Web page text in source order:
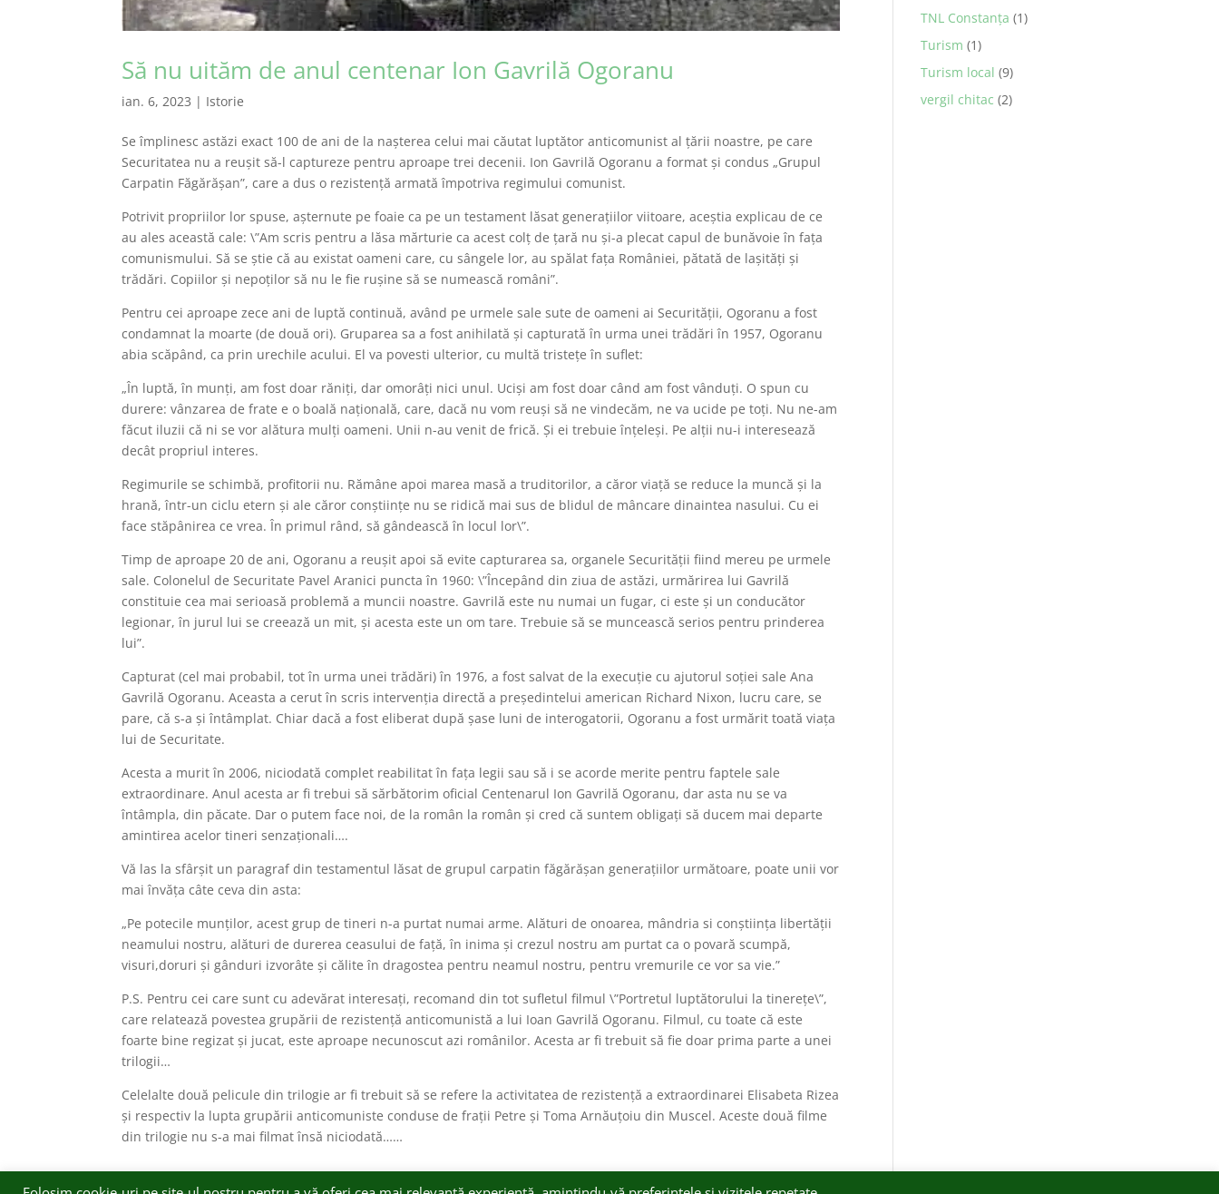
Să nu uităm de anul centenar Ion Gavrilă Ogoranu
ian. 6, 2023 | Istorie
Se împlinesc astăzi exact 100 de ani de la nașterea celui mai căutat luptător anticomunist al țării noastre, pe care
Securitatea nu a reușit să-l captureze pentru aproape trei decenii. Ion Gavrilă Ogoranu a format și condus „Grupul
Carpatin Făgărășan”, care a dus o rezistență armată împotriva regimului comunist.
Potrivit propriilor lor spuse, așternute pe foaie ca pe un testament lăsat generațiilor viitoare, aceștia explicau de ce
au ales această cale: \”Am scris pentru a lăsa mărturie ca acest colț de țară nu și-a plecat capul de bunăvoie în fața
comunismului. Să se știe că au existat oameni care, cu sângele lor, au spălat fața României, pătată de lașități și
trădări. Copiilor și nepoților să nu le fie rușine să se numească români”.
Pentru cei aproape zece ani de luptă continuă, având pe urmele sale sute de oameni ai Securității, Ogoranu a fost
condamnat la moarte (de două ori). Gruparea sa a fost anihilată și capturată în urma unei trădări în 1957, Ogoranu
abia scăpând, ca prin urechile acului. El va povesti ulterior, cu multă tristețe în suflet:
„În luptă, în munţi, am fost doar răniţi, dar omorâţi nici unul. Ucişi am fost doar când am fost vânduţi. O spun cu
durere: vânzarea de frate e o boală naţională, care, dacă nu vom reuşi să ne vindecăm, ne va ucide pe toţi. Nu ne-am
făcut iluzii că ni se vor alătura mulţi oameni. Unii n-au venit de frică. Şi ei trebuie înţeleşi. Pe alţii nu-i interesează
decât propriul interes.
Regimurile se schimbă, profitorii nu. Rămâne apoi marea masă a truditorilor, a căror viaţă se reduce la muncă şi la
hrană, într-un ciclu etern şi ale căror conştiinţe nu se ridică mai sus de blidul de mâncare dinaintea nasului. Cu ei
face stăpânirea ce vrea. În primul rând, să gândească în locul lor\”.
Timp de aproape 20 de ani, Ogoranu a reușit apoi să evite capturarea sa, organele Securității fiind mereu pe urmele
sale. Colonelul de Securitate Pavel Aranici puncta în 1960: \”Începând din ziua de astăzi, urmărirea lui Gavrilă
constituie cea mai serioasă problemă a muncii noastre. Gavrilă este nu numai un fugar, ci este şi un conducător
legionar, în jurul lui se creează un mit, şi acesta este un om tare. Trebuie să se muncească serios pentru prinderea
lui”.
Capturat (cel mai probabil, tot în urma unei trădări) în 1976, a fost salvat de la execuție cu ajutorul soției sale Ana
Gavrilă Ogoranu. Aceasta a cerut în scris intervenția directă a președintelui american Richard Nixon, lucru care, se
pare, că s-a și întâmplat. Chiar dacă a fost eliberat după șase luni de interogatorii, Ogoranu a fost urmărit toată viața
lui de Securitate.
Acesta a murit în 2006, niciodată complet reabilitat în fața legii sau să i se acorde merite pentru faptele sale
extraordinare. Anul acesta ar fi trebui să sărbătorim oficial Centenarul Ion Gavrilă Ogoranu, dar asta nu se va
întâmpla, din păcate. Dar o putem face noi, de la român la român și cred că suntem obligați să ducem mai departe
amintirea acelor tineri senzaționali….
Vă las la sfârșit un paragraf din testamentul lăsat de grupul carpatin făgărășan generațiilor următoare, poate unii vor
mai învăța câte ceva din asta:
„Pe potecile munților, acest grup de tineri n-a purtat numai arme. Alături de onoarea, mândria si conștiința libertății
neamului nostru, alături de durerea ceasului de față, în inima și crezul nostru am purtat ca o povară scumpă,
visuri,doruri și gânduri izvorâte și călite în dragostea pentru neamul nostru, pentru vremurile ce vor sa vie.”
P.S. Pentru cei care sunt cu adevărat interesați, recomand din tot sufletul filmul \”Portretul luptătorului la tinerețe\”,
care relatează povestea grupării de rezistență anticomunistă a lui Ioan Gavrilă Ogoranu. Filmul, cu toate că este
foarte bine regizat și jucat, este aproape necunoscut azi românilor. Acesta ar fi trebuit să fie doar prima parte a unei
trilogii…
Celelalte două pelicule din trilogie ar fi trebuit să se refere la activitatea de rezistență a extraordinarei Elisabeta Rizea
și respectiv la lupta grupării anticomuniste conduse de frații Petre și Toma Arnăuțoiu din Muscel. Aceste două filme
din trilogie nu s-a mai filmat însă niciodată……
TNL Constanța (1)
Turism (1)
Turism local (9)
vergil chitac (2)